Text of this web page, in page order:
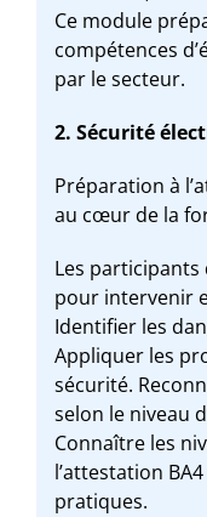
Ce module
compétences
par le secteur.
2. Sécurité
Préparation à
au cœur de la
Les participants
pour intervenir
Identifier les
Appliquer les
sécurité.
selon le niveau
Connaître les
l’attestation
pratiques.